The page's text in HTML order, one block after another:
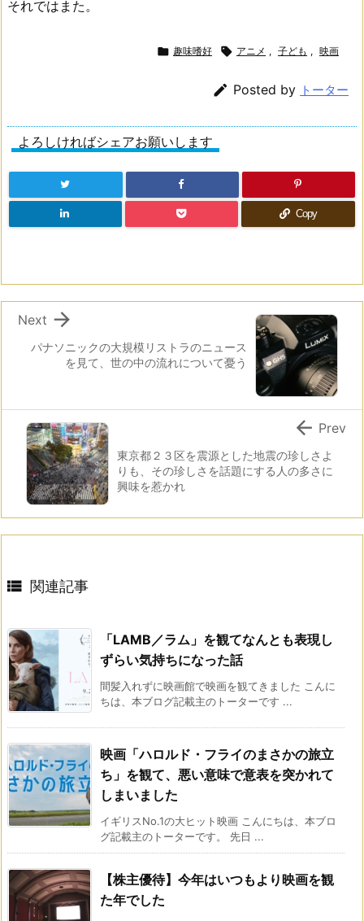
それではまた。
 趣味嗜好  アニメ , 子ども , 映画
 Posted by トーター
よろしければシェアお願いします
Copy
パナソニックの大規模リストラのニュース
を見て、世の中の流れについて憂う

Next
東京都２３区を震源とした地震の珍しさよ
りも、その珍しさを話題にする人の多さに
興味を惹かれ
 Prev
 関連記事
「LAMB／ラム」を観てなんとも表現し
ずらい気持ちになった話
間髪入れずに映画館で映画を観てきました こんに
ちは、本ブログ記載主のトーターです ...
映画「ハロルド・フライのまさかの旅立
ち」を観て、悪い意味で意表を突かれて
しまいました
イギリスNo.1の大ヒット映画 こんにちは、本ブロ
グ記載主のトーターです。 先日 ...
【株主優待】今年はいつもより映画を観
た年でした